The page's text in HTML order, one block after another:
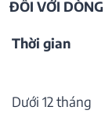
ĐỐI VỚI
Thời gian
Dưới 12 tháng